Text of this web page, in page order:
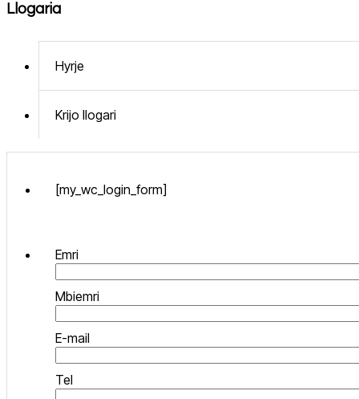
Llogaria
Hyrje
Krijo llogari
[my_wc_login_form]
Emri
Mbiemri
E-mail
Tel